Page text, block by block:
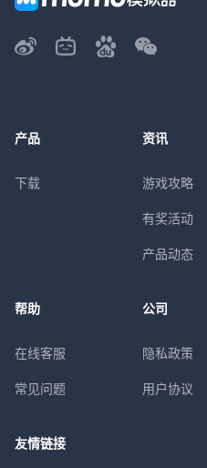
产品
下载
资讯
游戏攻略
有奖活动
产品动态
帮助
在线客服
常见问题
公司
隐私政策
用户协议
友情链接